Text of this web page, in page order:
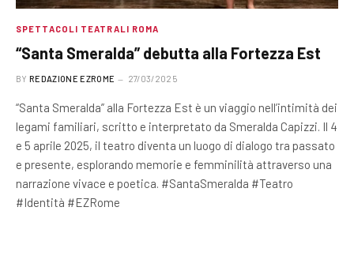
SPETTACOLI TEATRALI ROMA
“Santa Smeralda” debutta alla Fortezza Est
BY REDAZIONE EZROME 27/03/2025
“Santa Smeralda” alla Fortezza Est è un viaggio nell’intimità dei
legami familiari, scritto e interpretato da Smeralda Capizzi. Il 4
e 5 aprile 2025, il teatro diventa un luogo di dialogo tra passato
e presente, esplorando memorie e femminilità attraverso una
narrazione vivace e poetica. #SantaSmeralda #Teatro
#Identità #EZRome